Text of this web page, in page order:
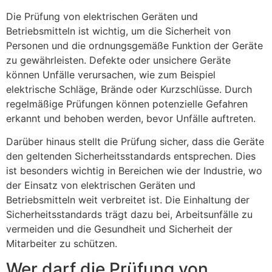
Die Prüfung von elektrischen Geräten und
Betriebsmitteln ist wichtig, um die Sicherheit von
Personen und die ordnungsgemäße Funktion der Geräte
zu gewährleisten. Defekte oder unsichere Geräte
können Unfälle verursachen, wie zum Beispiel
elektrische Schläge, Brände oder Kurzschlüsse. Durch
regelmäßige Prüfungen können potenzielle Gefahren
erkannt und behoben werden, bevor Unfälle auftreten.
Darüber hinaus stellt die Prüfung sicher, dass die Geräte
den geltenden Sicherheitsstandards entsprechen. Dies
ist besonders wichtig in Bereichen wie der Industrie, wo
der Einsatz von elektrischen Geräten und
Betriebsmitteln weit verbreitet ist. Die Einhaltung der
Sicherheitsstandards trägt dazu bei, Arbeitsunfälle zu
vermeiden und die Gesundheit und Sicherheit der
Mitarbeiter zu schützen.